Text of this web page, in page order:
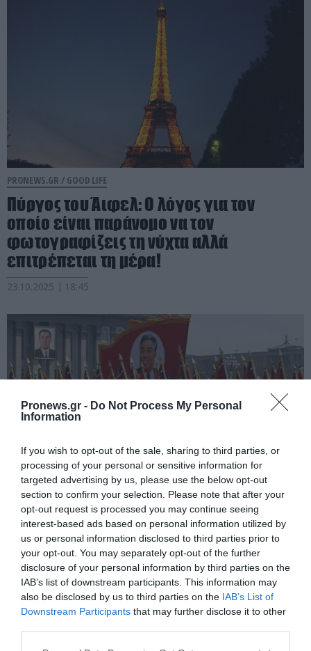
Pronews.gr - Do Not Process My Personal
Information
If you wish to opt-out of the sale, sharing to third parties, or
processing of your personal or sensitive information for
targeted advertising by us, please use the below opt-out
section to confirm your selection. Please note that after your
opt-out request is processed you may continue seeing
interest-based ads based on personal information utilized by
us or personal information disclosed to third parties prior to
your opt-out. You may separately opt-out of the further
disclosure of your personal information by third parties on the
IAB’s list of downstream participants. This information may
also be disclosed by us to third parties on the IAB’s List of
Downstream Participants that may further disclose it to other
PRONEWS.GR / GOOD LIFE
Πύργος του Άιφελ: O λόγος για τον
οποίο είναι παράνομο να τον
φωτογραφίζεις τη νύχτα αλλά
επιτρέπεται τη μέρα!
23.10.2025 | 18:45
PRONEWS.GR /ΚΟΣΜΟΣ
Βόρεια Κορέα: Διοργάνωσε
νυκτερινή στρατιωτική παρέλαση για
τα 80 έτη από την ίδρυση του
κυβερνώντος κόμματος
10.10.2025 | 21:09